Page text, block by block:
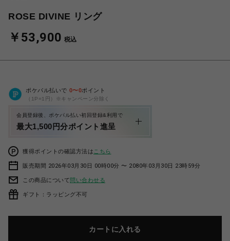
ROSE DIVINE リング
￥53,900 税込
ポケパル払いで 0〜0ポイント
（1P=1円）※キャンペーン分除く
会員登録後、ポケパル払い初回登録&利用で
最大1,500円分ポイント進呈
獲得ポイントの確認方法は こちら
販売期間 2026年03月30日 00時00分 〜 2080年03月30日 23時59分
この商品について問い合わせる
ギフト：ラッピング不可
カートに入れる